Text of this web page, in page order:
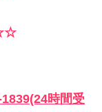
時間受